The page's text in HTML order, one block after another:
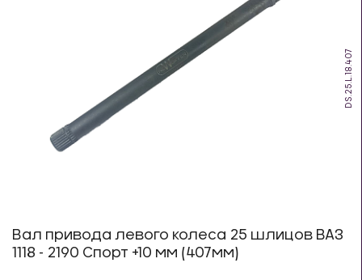
DS.25.L.18.407
Вал привода левого колеса 25 шлицов ВАЗ
1118 - 2190 Спорт +10 мм (407мм)